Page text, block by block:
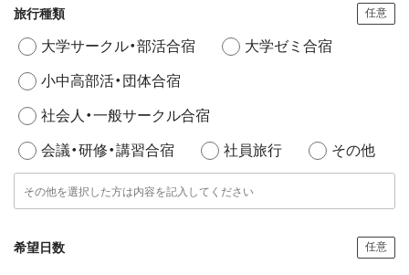
旅行種類 任意
大学サークル・部活合宿 大学ゼミ合宿
小中高部活・団体合宿
社会人・一般サークル合宿
会議・研修・講習合宿 社員旅行 その他
希望日数 任意